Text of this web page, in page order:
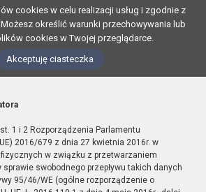
cookies w celu realizacji usług i zgodnie z
określić warunki przechowywania lub
cookies w Twojej przeglądarce.
Akceptuję ciasteczka
1 i 2 Rozporządzenia Parlamentu
2016/679 z dnia 27 kwietnia 2016r. w
w związku z przetwarzaniem
swobodnego przepływu takich danych
95/46/WE (ogólne rozporządzenie o